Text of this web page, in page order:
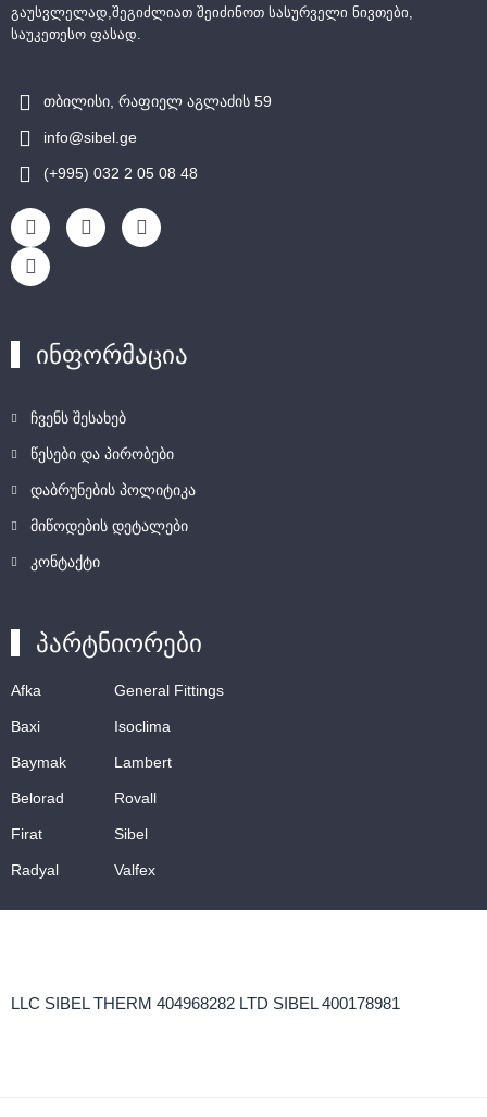
გაუსვლელად,შეგიძლიათ შეიძინოთ სასურველი ნივთები,
საუკეთესო ფასად.
თბილისი, რაფიელ აგლაძის 59
info@sibel.ge
(+995) 032 2 05 08 48
ინფორმაცია
ჩვენს შესახებ
წესები და პირობები
დაბრუნების პოლიტიკა
მიწოდების დეტალები
კონტაქტი
პარტნიორები
Afka
Baxi
Baymak
Belorad
Firat
Radyal
General Fittings
Isoclima
Lambert
Rovall
Sibel
Valfex
LLC SIBEL THERM 404968282 LTD SIBEL 400178981